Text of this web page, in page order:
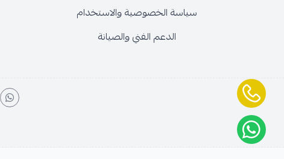
سياسة الخصوصية والاستخدام
الدعم الفني والصيانة